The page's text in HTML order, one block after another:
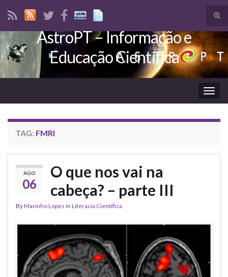
Search for:
AstroPT – Informação e
Educação Científica
TAG: FMRI
AGO
06
O que nos vai na
cabeça? – parte III
ByMarinho Lopes in Literacia Científica